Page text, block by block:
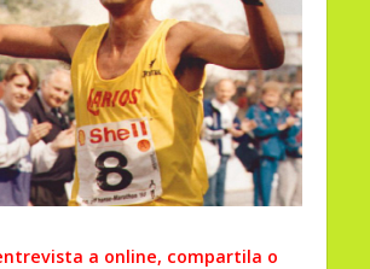
a online, compartila o